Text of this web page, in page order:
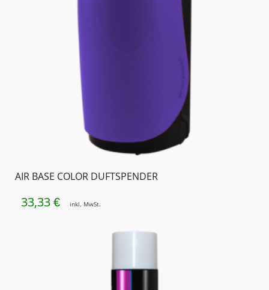
AIR BASE COLOR DUFTSPENDER
33,33 € inkl. MwSt.